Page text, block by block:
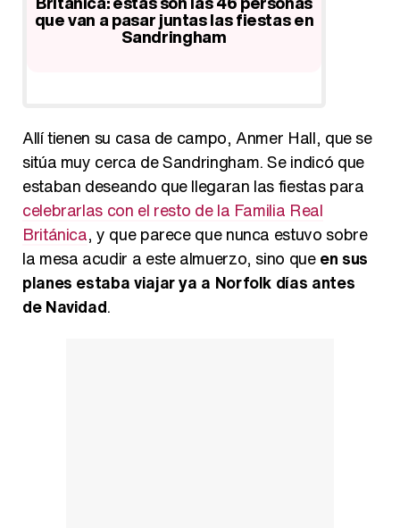
que van a pasar juntas las fiestas en
Sandringham
Allí tienen su casa de campo, Anmer Hall, que se
sitúa muy cerca de Sandringham. Se indicó que
estaban deseando que llegaran las fiestas para
celebrarlas con el resto de la Familia Real
Británica, y que parece que nunca estuvo sobre
la mesa acudir a este almuerzo, sino queen sus
planes estaba viajar ya a Norfolk días antes
de Navidad.